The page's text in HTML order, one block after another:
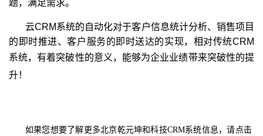
题，满足需求。
云CRM系统的自动化对于客户信息统计分析、销售项目
的即时推进、客户服务的即时送达的实现，相对传统CRM
系统，有着突破性的意义，能够为企业业绩带来突破性的提
升！
如果您想要了解更多北京乾元坤和科技CRM系统信息，请点击